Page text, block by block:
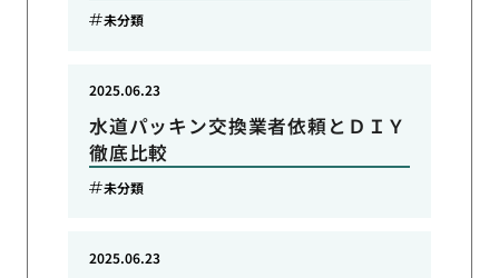
未分類
水道パッキン交換業者依頼とＤＩＹ
徹底比較
2025.06.23
未分類
2025.06.23